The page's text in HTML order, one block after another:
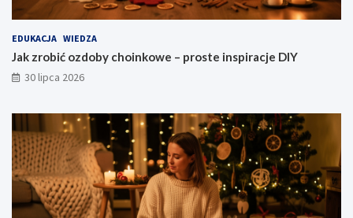
EDUKACJA WIEDZA
Jak zrobić ozdoby choinkowe – proste inspiracje DIY
30 lipca 2026